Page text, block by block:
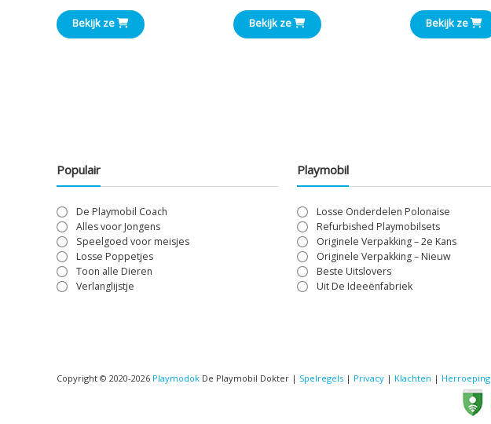
Bekijk ze
€2,00
Bekijk ze Bekijk ze
Populair
De Playmobil Coach
Alles voor Jongens
Speelgoed voor meisjes
Losse Poppetjes
Toon alle Dieren
Verlanglijstje
Playmobil
Losse Onderdelen Polonaise
Refurbished Playmobilsets
Originele Verpakking – 2e Kans
Originele Verpakking – Nieuw
Beste Uitslovers
Uit De Ideeënfabriek
Copyright © 2020-2026 Playmodok De Playmobil Dokter | Spelregels | Privacy | Klachten | Herroeping